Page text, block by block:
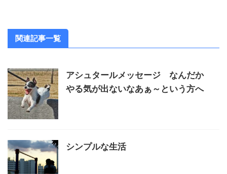
関連記事一覧
アシュタールメッセージ なんだか
やる気が出ないなあぁ～という方へ
シンプルな生活